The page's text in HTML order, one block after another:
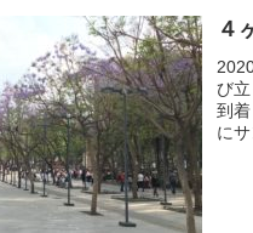
４
び
到
に